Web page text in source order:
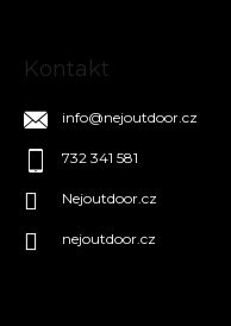
Kontakt
info@nejoutdoor.cz
732 341 581
Nejoutdoor.cz
nejoutdoor.cz